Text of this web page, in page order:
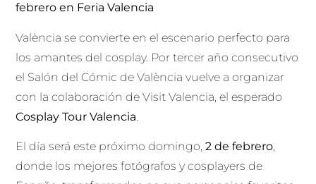
febrero en Feria Valencia
València se convierte en el escenario perfecto para
los amantes del cosplay. Por tercer año consecutivo
el Salón del Cómic de València vuelve a organizar
con la colaboración de Visit Valencia, el esperado
Cosplay Tour Valencia.
El día será este próximo domingo,2 de febrero,
donde los mejores fotógrafos y cosplayers de